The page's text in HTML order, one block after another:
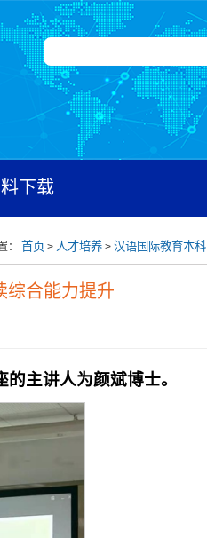
下载
： 首页 > 人才培养 > 汉语国际教育本科
合能力提升
主讲人为颜斌博士。